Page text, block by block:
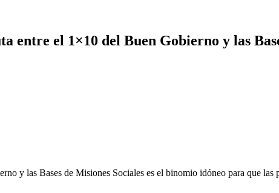
entre el 1×10 del Buen Gobierno y las
y las Bases de Misiones Sociales es el binomio idóneo para que